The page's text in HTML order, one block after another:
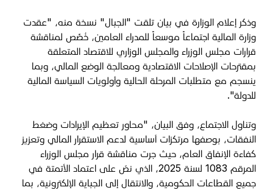
وذكر إعلام الوزارة في بيان تلقت "الجبال" نسخة منه، "عقدت
وزارة المالية اجتماعاً موسعاً للمدراء العامين، خُصِّص لمناقشة
قرارات مجلس الوزراء والمجلس الوزاري للاقتصاد المتعلقة
بمقترحات الإصلاحات الاقتصادية ومعالجة الوضع المالي، وبما
ينسجم مع متطلبات المرحلة الحالية وأولويات السياسة المالية
للدولة".
وتناول الاجتماع، وفق البيان، "محاور تعظيم الإيرادات وضغط
النفقات، بوصفها مرتكزات أساسية لدعم الاستقرار المالي وتعزيز
كفاءة الإنفاق العام، حيث جرت مناقشة قرار مجلس الوزراء
المرقم 1083 لسنة 2025، الذي نصّ على اعتماد الأتمتة في
جميع القطاعات الحكومية، والانتقال إلى الجباية الإلكترونية، بما